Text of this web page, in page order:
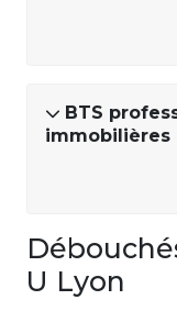
BTS
immobilières
U Lyon